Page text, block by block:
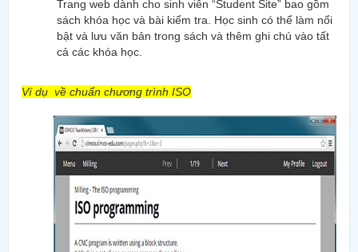
Trang web dành cho sinh viên “Student Site” bao gồm
sách khóa học và bài kiểm tra. Học sinh có thể làm nổi
bật và lưu văn bản trong sách và thêm ghi chú vào tất
cả các khóa học.
Ví dụ về chuẩn chương trình ISO